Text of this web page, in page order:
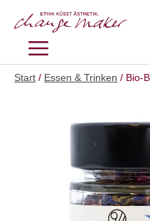
Inhalt
MENÜ
Start / Essen & Trinken / Bio-